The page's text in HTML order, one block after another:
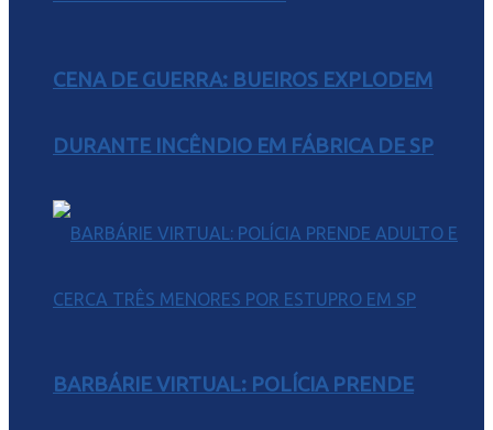
CENA DE GUERRA: BUEIROS EXPLODEM
DURANTE INCÊNDIO EM FÁBRICA DE SP
BARBÁRIE VIRTUAL: POLÍCIA PRENDE